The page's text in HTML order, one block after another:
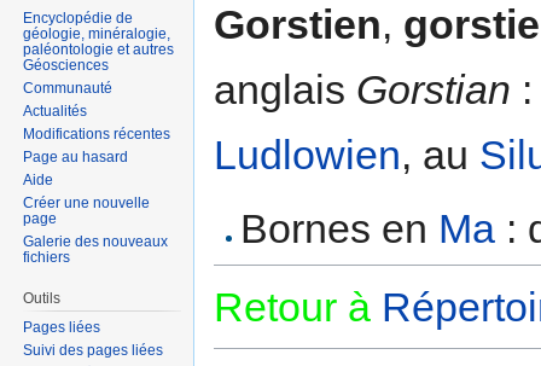
Gorstien,
anglais Gorstian
Ludlowien, au
Bornes en Ma :
Retour à
Encyclopédie de
géologie, minéralogie,
paléontologie et autres
Géosciences
Communauté
Actualités
Modifications récentes
Page au hasard
Aide
Créer une nouvelle
page
Galerie des nouveaux
fichiers
Outils
Pages liées
Suivi des pages liées